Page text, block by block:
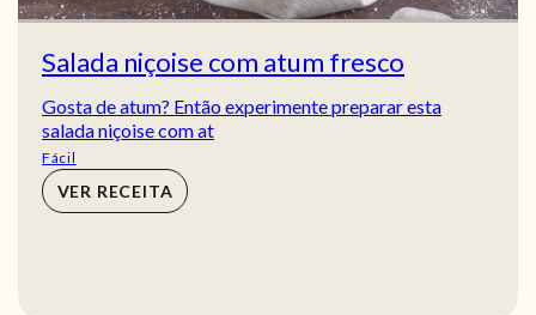
Salada niçoise com atum fresco
Gosta de atum? Então experimente preparar esta
salada niçoise com at
Fácil
VER RECEITA